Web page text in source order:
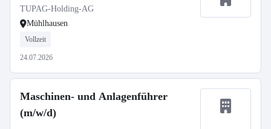
TUPAG-Holding-AG
Mühlhausen
Vollzeit
24.07.2026
Maschinen- und Anlagenführer
(m/w/d)